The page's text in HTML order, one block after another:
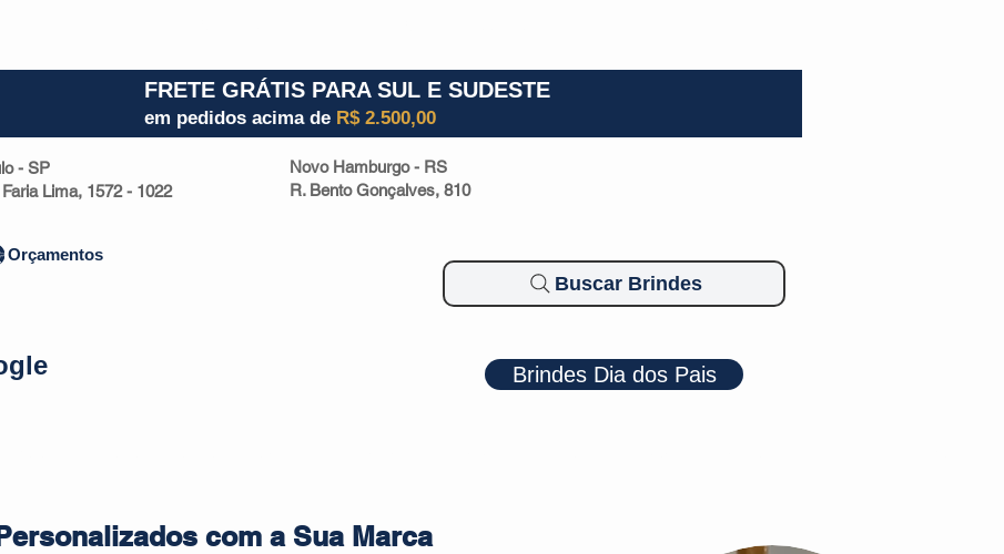
FRETE GRÁTIS PARA SUL E SUDESTE
em pedidos acima de R$ 2.500,00
- SP
Faria Lima, 1572 - 1022
Novo Hamburgo - RS
R. Bento Gonçalves, 810
Orçamentos
Buscar Brindes
Brindes Dia dos Pais
com a Sua Marca